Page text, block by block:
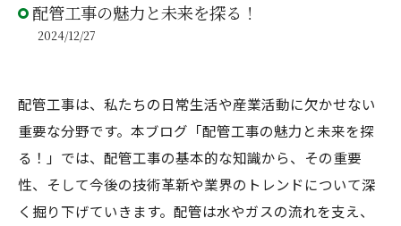
配管工事の魅力と未来を探る！
2024/12/27
配管工事は、私たちの日常生活や産業活動に欠かせない
重要な分野です。本ブログ「配管工事の魅力と未来を探
る！」では、配管工事の基本的な知識から、その重要
性、そして今後の技術革新や業界のトレンドについて深
く掘り下げていきます。配管は水やガスの流れを支え、